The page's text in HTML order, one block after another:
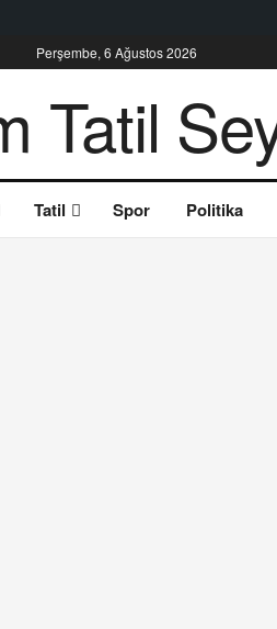
Perşembe, 6 Ağustos 2026
Tatil Spor Politika